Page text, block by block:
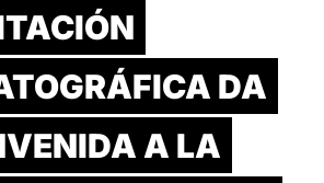
DA
A LA